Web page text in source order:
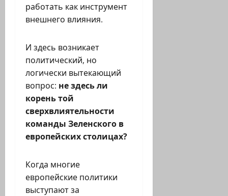
работать как инструмент
внешнего влияния.
И здесь возникает
политический, но
логически вытекающий
вопрос: не здесь ли
корень той
сверхвлиятельности
команды Зеленского в
европейских столицах?
Когда многие
европейские политики
выступают за